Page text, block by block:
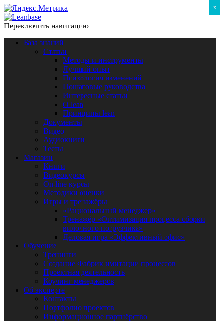
Переключить навигацию
База знаний
Статьи
Методы и инструменты
Лучший опыт
Психология изменений
Пошаговые руководства
Интересные статьи
O lean
Принципы lean
Документы
Видео
Аудиокниги
Тесты
Магазин
Книги
Видеокурсы
On-line курсы
Методики оценки
Игры и тренажёры
«Рациональный менеджер»
Тренажёр «Оптимизация процесса сборки
вилочного погрузчика»
Деловая игра «Эффективный офис»
Обучение
Тренинги
Создание Фабрик имитации процессов
Проектная деятельность
Коучинг менеджеров
Об эксперте
Контакты
Портфолио проектов
Информационное партнёрство
x